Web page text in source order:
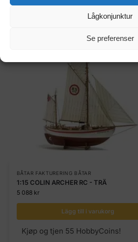
Lågkonjunktur
Se preferenser
Relaterade produkter
BÅTAR FAKTURERING BÅTAR
1:15 COLIN ARCHER RC - TRÄ
5 088 kr
Lägg till i varukorg
Kjøp og tjen 55 HobbyCoins!